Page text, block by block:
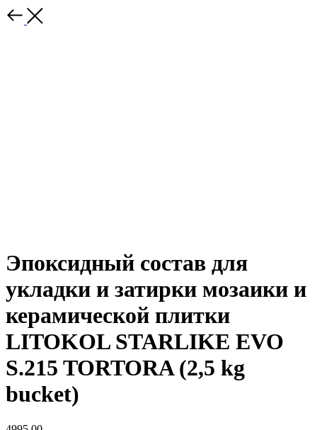
Эпоксидный состав для
укладки и затирки мозаики и
керамической плитки
LITOKOL STARLIKE EVO
S.215 TORTORA (2,5 kg
bucket)